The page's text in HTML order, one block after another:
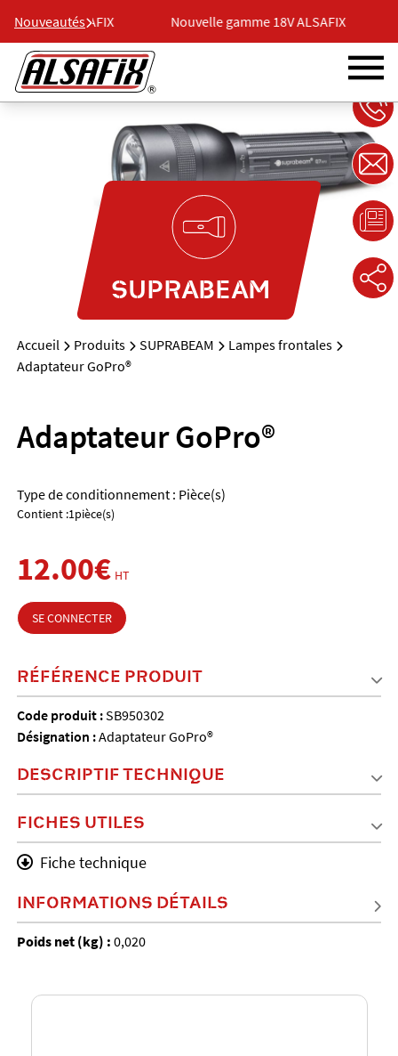
Nouveautés
18V ALSAFIX Nouvelle gamme 18V ALSAFIX
SUPRABEAM
Accueil Produits SUPRABEAM
Lampes frontales
Adaptateur GoPro®
Adaptateur GoPro®
Type de conditionnement : Pièce(s)
Contient :1pièce(s)
12.00€ HT
SE CONNECTER
RÉFÉRENCE PRODUIT
Code produit :SB950302
Désignation :Adaptateur GoPro®
DESCRIPTIF TECHNIQUE
FICHES UTILES
Fiche technique
INFORMATIONS DÉTAILS
Poids net (kg) : 0,020